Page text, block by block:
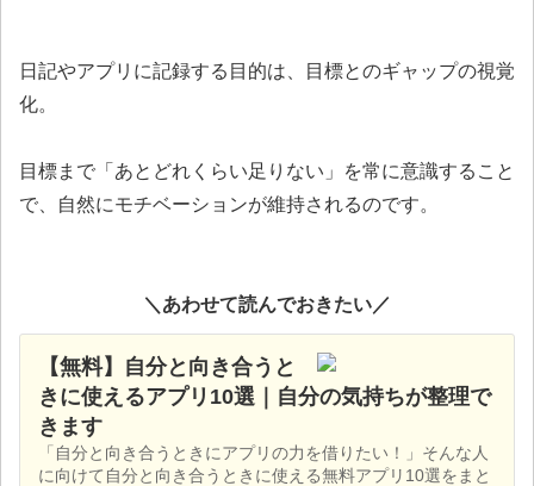
日記やアプリに記録する目的は、目標とのギャップの視覚
化。
目標まで「あとどれくらい足りない」を常に意識すること
で、自然にモチベーションが維持されるのです。
＼あわせて読んでおきたい／
【無料】自分と向き合うと
きに使えるアプリ10選｜自分の気持ちが整理で
きます
「自分と向き合うときにアプリの力を借りたい！」そんな人
に向けて自分と向き合うときに使える無料アプリ10選をまと